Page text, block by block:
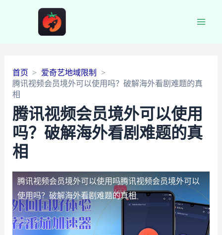
首页
爱奇艺地域限制
腾讯视频会员境外可以使用吗？破解海外看剧难题的真
相
腾讯视频会员境外可以使用
吗？破解海外看剧难题的真
相
腾讯视频会员境外可以使用吗腾讯视频会员境外可以
使用吗？破解海外看剧难题的真相